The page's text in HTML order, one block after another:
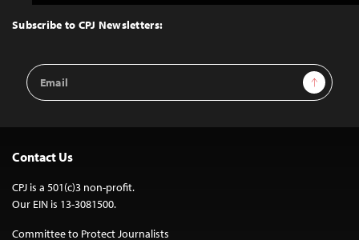
Top
Subscribe to CPJ Newsletters:
Email
Address
Sign Up
Contact Us
CPJ is a 501(c)3 non-profit.
Our EIN is 13-3081500.
Committee to Protect Journalists